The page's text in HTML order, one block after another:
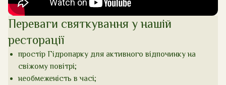
Переваги святкування у нашій
ресторації
простір Гідропарку для активного відпочинку на
свіжому повітрі;
необмеженість в часі;